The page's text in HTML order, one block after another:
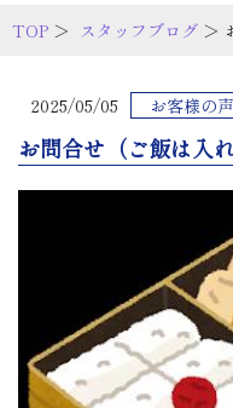
TOP ＞ スタッフブログ ＞
2025/05/05 お客様の声
お問合せ（ご飯は入